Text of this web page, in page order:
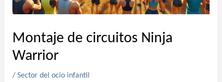
Montaje de circuitos Ninja
Warrior
/ Sector del ocio infantil